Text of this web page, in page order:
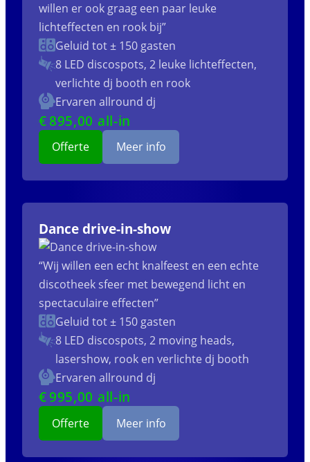
willen er ook graag een paar leuke
lichteffecten en rook bij”
Geluid tot ± 150 gasten
8 LED discospots, 2 leuke lichteffecten,
verlichte dj booth en rook
Ervaren allround dj
€895,00 all-in
Offerte Meer info
Dance drive-in-show
“Wij willen een echt knalfeest en een echte
discotheek sfeer met bewegend licht en
spectaculaire effecten”
Geluid tot ± 150 gasten
8 LED discospots, 2 moving heads,
lasershow, rook en verlichte dj booth
Ervaren allround dj
€995,00 all-in
Offerte Meer info